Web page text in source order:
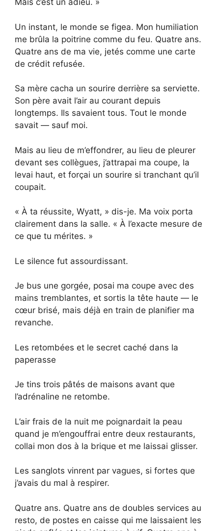
Mais c’est un adieu. »
Un instant, le monde se figea. Mon humiliation
me brûla la poitrine comme du feu. Quatre ans.
Quatre ans de ma vie, jetés comme une carte
de crédit refusée.
Sa mère cacha un sourire derrière sa serviette.
Son père avait l’air au courant depuis
longtemps. Ils savaient tous. Tout le monde
savait — sauf moi.
Mais au lieu de m’effondrer, au lieu de pleurer
devant ses collègues, j’attrapai ma coupe, la
levai haut, et forçai un sourire si tranchant qu’il
coupait.
« À ta réussite, Wyatt, » dis-je. Ma voix porta
clairement dans la salle. « À l’exacte mesure de
ce que tu mérites. »
Le silence fut assourdissant.
Je bus une gorgée, posai ma coupe avec des
mains tremblantes, et sortis la tête haute — le
cœur brisé, mais déjà en train de planifier ma
revanche.
Les retombées et le secret caché dans la
paperasse
Je tins trois pâtés de maisons avant que
l’adrénaline ne retombe.
L’air frais de la nuit me poignardait la peau
quand je m’engouffrai entre deux restaurants,
collai mon dos à la brique et me laissai glisser.
Les sanglots vinrent par vagues, si fortes que
j’avais du mal à respirer.
Quatre ans. Quatre ans de doubles services au
resto, de postes en caisse qui me laissaient les